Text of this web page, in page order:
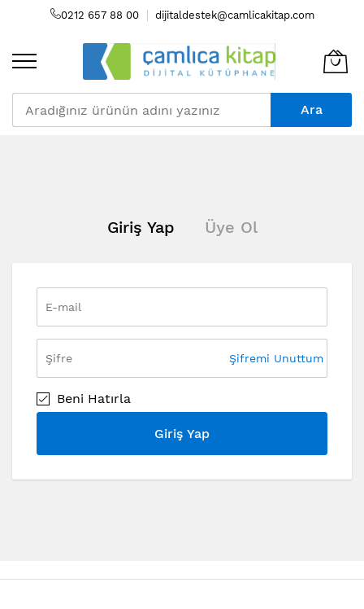
0212 657 88 00 dijitaldestek@camlicakitap.com
Ara
Giriş Yap Üye Ol
Şifremi Unuttum
Beni Hatırla
Giriş Yap